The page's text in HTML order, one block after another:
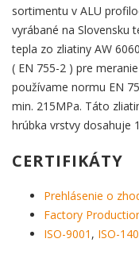
sortimentu v ALU
vyrábané na Slovensku
tepla zo zliatiny AW
( EN 755-2 ) pre
používame normu EN
min. 215MPa. Táto
hrúbka vrstvy dosahuje
CERTIFIKÁTY
Prehlásenie o
Factory
ISO-9001 , ISO-